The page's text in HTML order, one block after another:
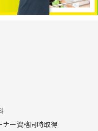
ー資格同時取得